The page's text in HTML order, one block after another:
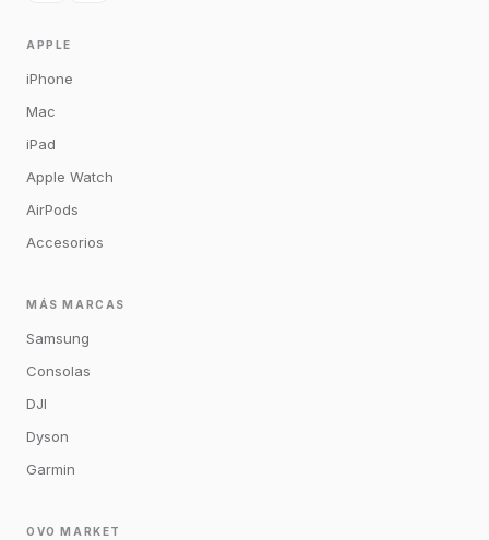
APPLE
iPhone
Mac
iPad
Apple Watch
AirPods
Accesorios
MÁS MARCAS
Samsung
Consolas
DJI
Dyson
Garmin
OVO MARKET